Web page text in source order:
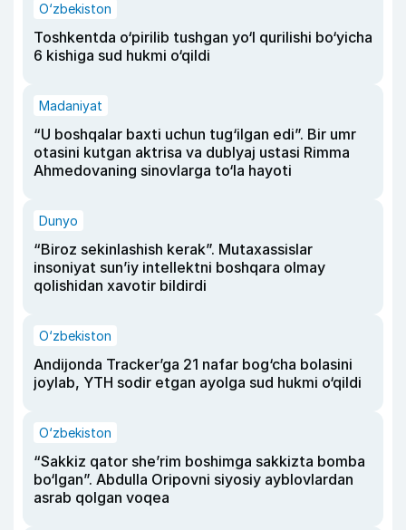
O‘zbekiston
Toshkentda o‘pirilib tushgan yo‘l qurilishi bo‘yicha
6 kishiga sud hukmi o‘qildi
Madaniyat
“U boshqalar baxti uchun tug‘ilgan edi”. Bir umr
otasini kutgan aktrisa va dublyaj ustasi Rimma
Ahmedovaning sinovlarga to‘la hayoti
Dunyo
“Biroz sekinlashish kerak”. Mutaxassislar
insoniyat sun’iy intellektni boshqara olmay
qolishidan xavotir bildirdi
O‘zbekiston
Andijonda Tracker’ga 21 nafar bog‘cha bolasini
joylab, YTH sodir etgan ayolga sud hukmi o‘qildi
O‘zbekiston
“Sakkiz qator she’rim boshimga sakkizta bomba
bo‘lgan”. Abdulla Oripovni siyosiy ayblovlardan
asrab qolgan voqea